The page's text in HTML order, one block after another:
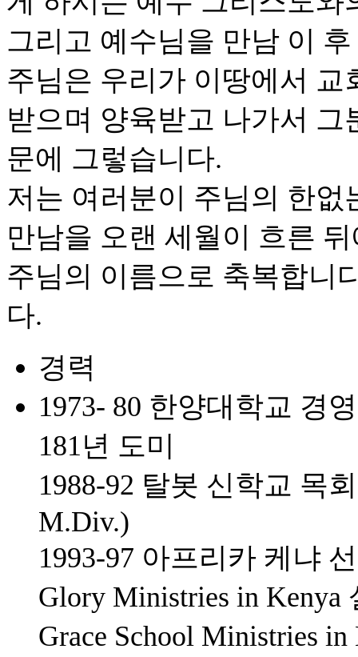
그리고 예수님을 만남 이
주님은 우리가 이땅에서
받으며 양육받고 나가서
문에 그렇습니다.
저는 여러분이 주님의 한
만남을 오랜 세월이 흐른
주님의 이름으로 축복합니
다.
경력
1973- 80 한양대학교 경
181년 도미
1988-92 탈봇 신학교 목
M.Div.)
1993-97 아프리카 케냐
Glory Ministries in Kenya
Grace School Ministries